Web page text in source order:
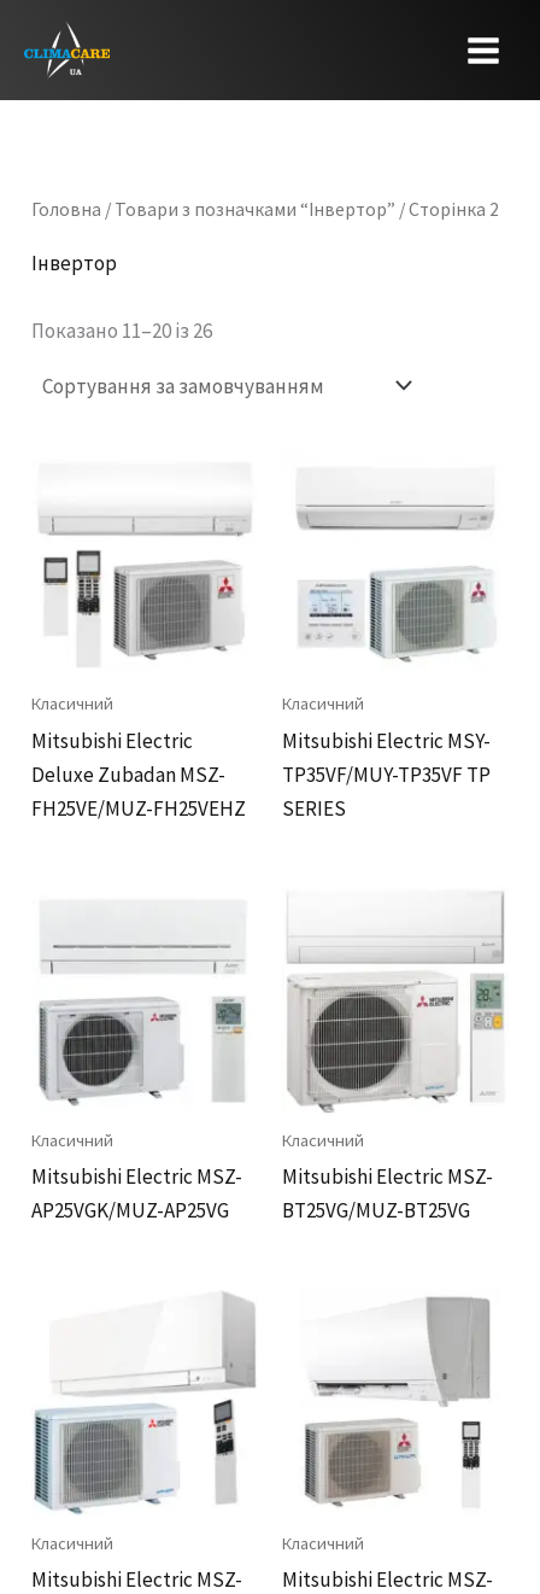
Перейти
вмісту
Головна / Товари з позначками “Інвертор” / Сторінка 2
Інвертор
Показано 11–20 із 26
Класичний
Mitsubishi Electric
Deluxe Zubadan MSZ-
FH25VE/MUZ-FH25VEHZ
Класичний
Mitsubishi Electric MSY-
TP35VF/MUY-TP35VF TP
SERIES
Класичний
Mitsubishi Electric MSZ-
AP25VGK/MUZ-AP25VG
Класичний
Mitsubishi Electric MSZ-
BT25VG/MUZ-BT25VG
Класичний
Mitsubishi Electric MSZ-
Класичний
Mitsubishi Electric MSZ-